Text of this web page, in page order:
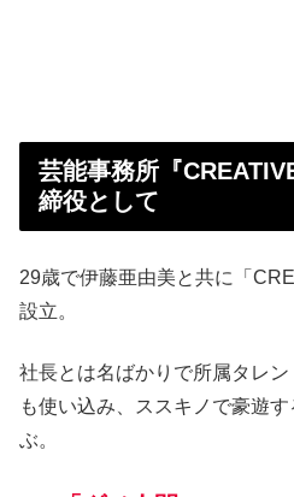
芸能事務所『
締役として
29歳で伊藤亜由美と共に「
設立。
社長とは名ばかりで所属タレ
も使い込み、ススキノで豪遊
ぶ。